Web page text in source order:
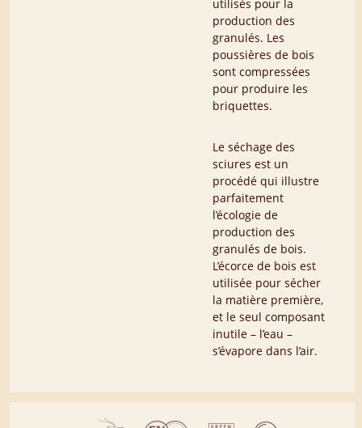
utilisés pour la
production des
granulés. Les
poussières de bois
sont compressées
pour produire les
briquettes.
Le séchage des
sciures est un
procédé qui illustre
parfaitement
l’écologie de
production des
granulés de bois.
L’écorce de bois est
utilisée pour sécher
la matière première,
et le seul composant
inutile – l’eau –
s’évapore dans l’air.